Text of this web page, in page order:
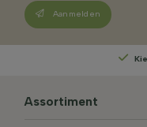
Aanmelden
Assortiment